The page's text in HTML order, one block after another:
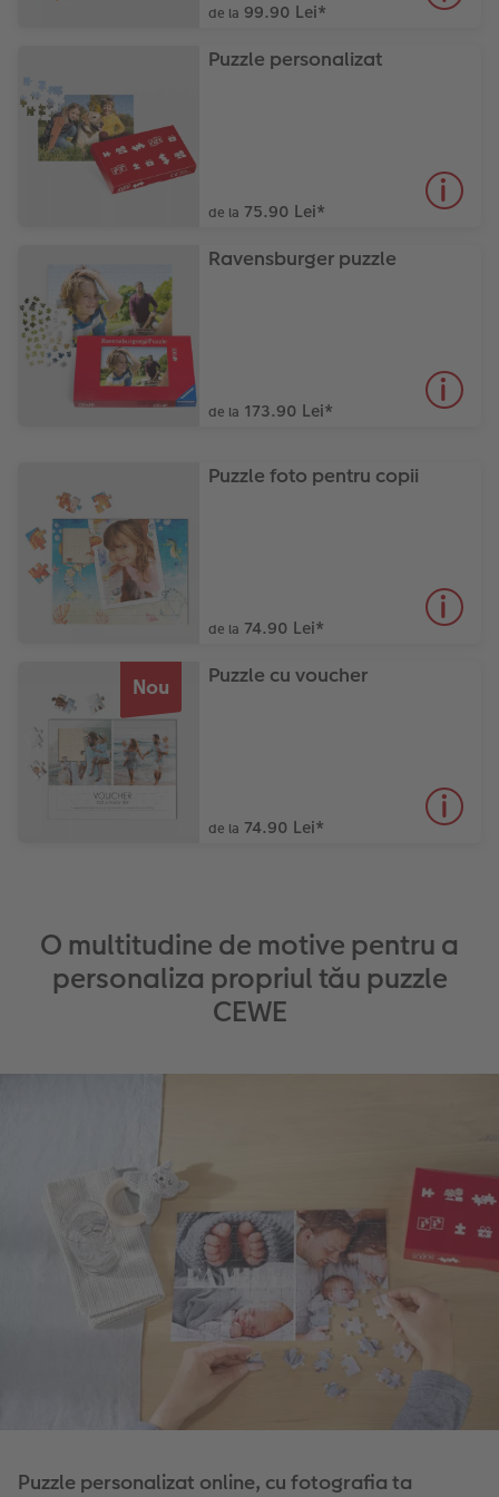
de la 99.90 Lei*
Puzzle personalizat
de la 75.90 Lei*
Ravensburger puzzle
de la 173.90 Lei*
Puzzle foto pentru copii
de la 74.90 Lei*
Nou Puzzle cu voucher
de la 74.90 Lei*
O multitudine de motive pentru a
personaliza propriul tău puzzle
CEWE
Puzzle personalizat online, cu fotografia ta